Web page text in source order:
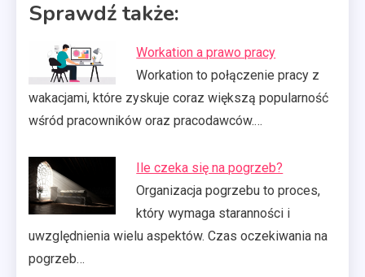
Sprawdź także:
Workation a prawo pracy
Workation to połączenie pracy z
wakacjami, które zyskuje coraz większą popularność
wśród pracowników oraz pracodawców.…
Ile czeka się na pogrzeb?
Organizacja pogrzebu to proces,
który wymaga staranności i
uwzględnienia wielu aspektów. Czas oczekiwania na
pogrzeb…